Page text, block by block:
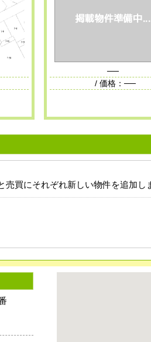
──
/ 価格：──
売買にそれぞれ新しい物件を追加し